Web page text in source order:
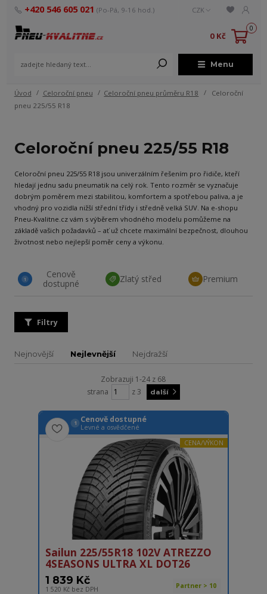
Menu
CZK
+420 546 605 021 (Po-Pá, 9-16 hod.)
0
0 Kč
Úvod Celoroční pneu Celoroční pneu průměru R18
Celoroční
pneu 225/55 R18
Celoroční pneu 225/55 R18
Celoroční pneu 225/55 R18 jsou univerzálním řešením pro řidiče, kteří
hledají jednu sadu pneumatik na celý rok. Tento rozměr se vyznačuje
dobrým poměrem mezi stabilitou, komfortem a spotřebou paliva, a je
vhodný pro vozidla nižší střední třídy i středně velká SUV. Na e-shopu
Pneu-Kvalitne.cz vám s výběrem vhodného modelu pomůžeme na
základě vašich požadavků – ať už chcete maximální bezpečnost, dlouhou
životnost nebo nejlepší poměr ceny a výkonu.
1
Cenově
dostupné
Zlatý střed Premium
Filtry
Nejnovější Nejlevnější Nejdražší
Zobrazuji 1-24 z 68
strana
z 3 další
1 Cenově dostupné
Levné a osvědčené
CENA/VÝKON
Sailun 225/55R18 102V ATREZZO
4SEASONS ULTRA XL DOT26
1 839 Kč
1 520 Kč bez DPH Partner > 10